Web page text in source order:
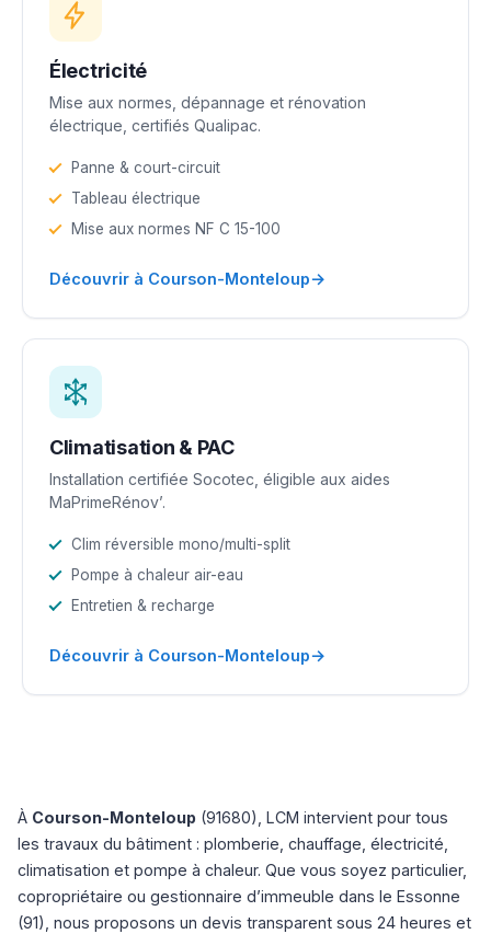
Électricité
Mise aux normes, dépannage et rénovation
électrique, certifiés Qualipac.
Panne & court-circuit
Tableau électrique
Mise aux normes NF C 15-100
Découvrir à Courson-Monteloup→
Climatisation & PAC
Installation certifiée Socotec, éligible aux aides
MaPrimeRénov’.
Clim réversible mono/multi-split
Pompe à chaleur air-eau
Entretien & recharge
Découvrir à Courson-Monteloup→
À Courson-Monteloup (91680), LCM intervient pour tous
les travaux du bâtiment : plomberie, chauffage, électricité,
climatisation et pompe à chaleur. Que vous soyez particulier,
copropriétaire ou gestionnaire d’immeuble dans le Essonne
(91), nous proposons un devis transparent sous 24 heures et